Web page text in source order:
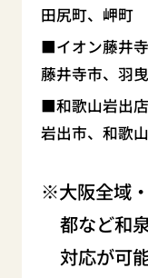
田尻町、岬町
イオン藤井
藤井寺市、羽
和歌山岩出店
岩出市、和歌
大阪全域
都など和
対応が可